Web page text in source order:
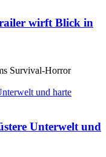
wirft Blick in
Survival-Horror
Unterwelt und